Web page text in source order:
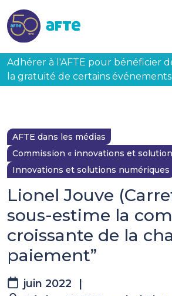
Adhérer à l'AFTE pour bénéficier
la gratuité de certains événements
AFTE dans les médias
Commission « innovations et
Innovations et solutions numériques
Lionel Jouve
sous-estime la
croissante de la
paiement”
juin 2022